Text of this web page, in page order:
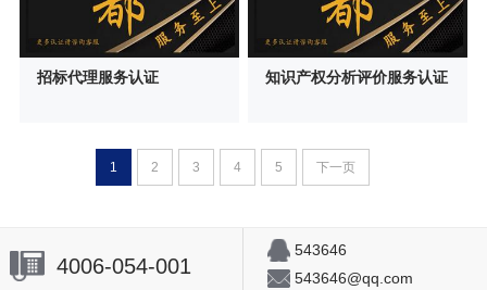
招标代理服务认证 知识产权分析评价服务认证
1 2 3 4 5 下一页
4006-054-001
543646
543646@qq.com